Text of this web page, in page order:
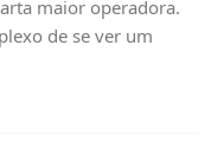
maior operadora.
de se ver um